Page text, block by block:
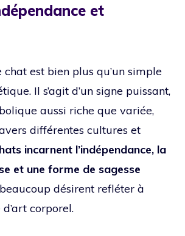
et
est bien plus qu’un simple
Il s’agit d’un signe puissant,
aussi riche que variée,
différentes cultures et
incarnent l’indépendance, la
et une forme de sagesse
désirent refléter à
corporel.